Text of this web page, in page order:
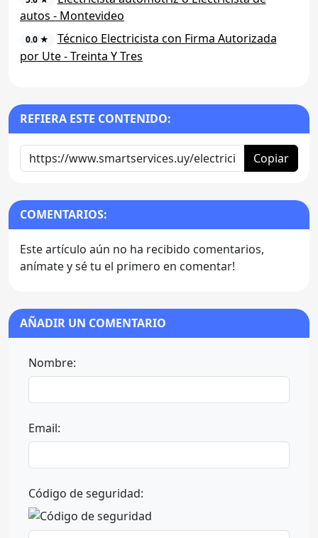
autos - Montevideo
0.0 ★
Técnico Electricista con Firma Autorizada
por Ute - Treinta Y Tres
REFIERA ESTE CONTENIDO:
Copiar
COMENTARIOS:
Este artículo aún no ha recibido comentarios,
anímate y sé tu el primero en comentar!
AÑADIR UN COMENTARIO
Nombre:
Email:
Código de seguridad: